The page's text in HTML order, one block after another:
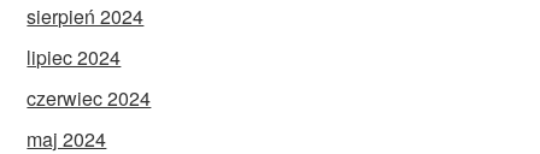
sierpień 2024
lipiec 2024
czerwiec 2024
maj 2024